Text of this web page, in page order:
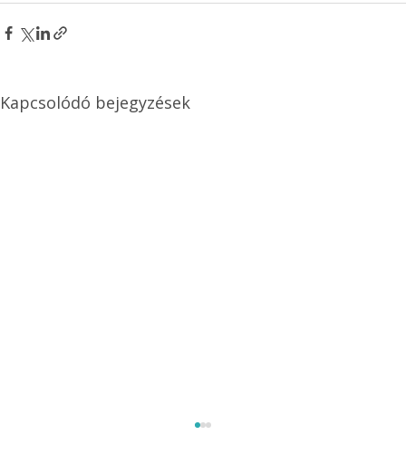
Kapcsolódó bejegyzések